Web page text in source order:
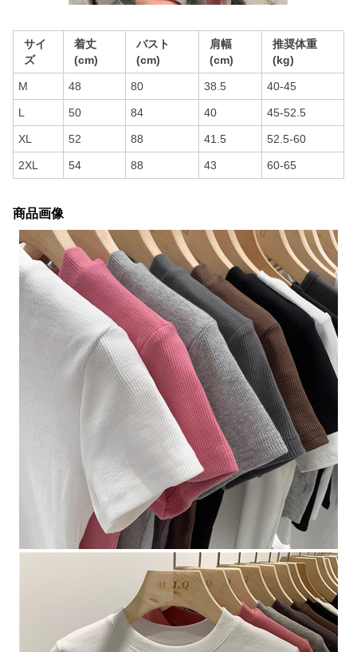
サイ
ズ
着丈
(cm)
バスト
(cm)
肩幅
(cm)
推奨体重
(kg)
M 48 80 38.5 40-45
L 50 84 40 45-52.5
XL 52 88 41.5 52.5-60
2XL 54 88 43 60-65
商品画像